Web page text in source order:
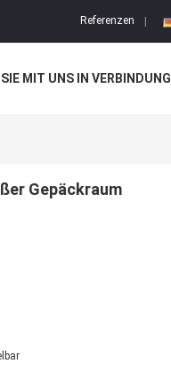
Referenzen
MIT UNS IN VERBINDUNG
Gepäckraum